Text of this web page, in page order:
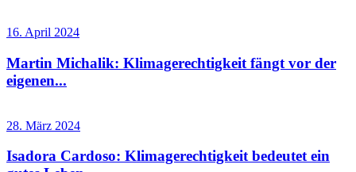
16. April 2024
Martin Michalik: Klimagerechtigkeit fängt vor der
eigenen...
28. März 2024
Isadora Cardoso: Klimagerechtigkeit bedeutet ein